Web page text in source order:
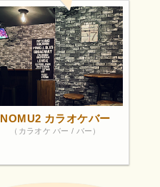
NOMU2 カラオケバー
（カラオケ バー / バー）